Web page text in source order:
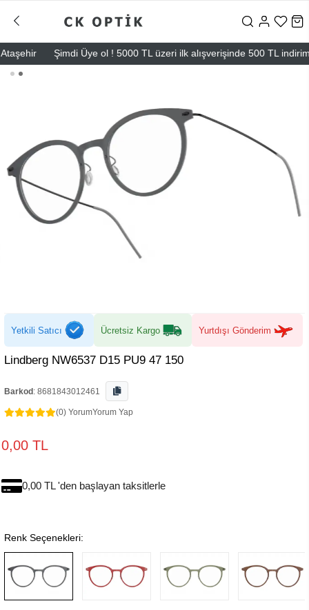
Şimdi Üye ol ! 5000 TL üzeri ilk alışverişinde 500 TL indirim
Yetkili Satıcı Ücretsiz Kargo Yurtdışı Gönderim
Lindberg NW6537 D15 PU9 47 150
Barkod : 8681843012461
(0) YorumYorum Yap
0,00 TL
0,00 TL 'den başlayan taksitlerle
Renk Seçenekleri: